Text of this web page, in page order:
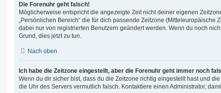
Die Forenuhr geht falsch!
Möglicherweise entspricht die angezeigte Zeit nicht deiner eigenen
„Persönlichen Bereich“ die für dich passende Zeitzone (Mitteleuropäische
dabei nur von registrierten Benutzern geändert werden. Wenn du noch
Grund, dies jetzt zu tun.
Nach oben
Ich habe die Zeitzone eingestellt, aber die Forenuhr geht immer noch
Wenn du dir sicher bist, dass du die Zeitzone richtig eingestellt hast und
die Uhr des Servers vermutlich falsch. Kontaktiere einen Administrator,